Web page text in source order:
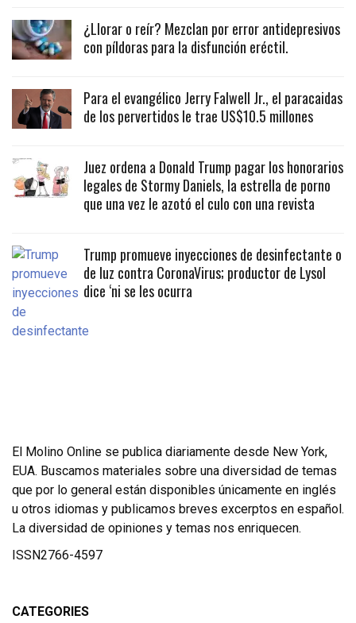
¿Llorar o reír? Mezclan por error antidepresivos
con píldoras para la disfunción eréctil.
Para el evangélico Jerry Falwell Jr., el paracaidas
de los pervertidos le trae US$10.5 millones
Juez ordena a Donald Trump pagar los honorarios
legales de Stormy Daniels, la estrella de porno
que una vez le azotó el culo con una revista
Trump promueve inyecciones de desinfectante o
de luz contra CoronaVirus; productor de Lysol
dice ‘ni se les ocurra
El Molino Online se publica diariamente desde New York,
EUA. Buscamos materiales sobre una diversidad de temas
que por lo general están disponibles únicamente en inglés
u otros idiomas y publicamos breves excerptos en español.
La diversidad de opiniones y temas nos enriquecen.
ISSN2766-4597
CATEGORIES